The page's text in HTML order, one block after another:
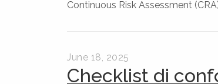
Continuous Risk Assessment
June 18, 2025
Checklist di